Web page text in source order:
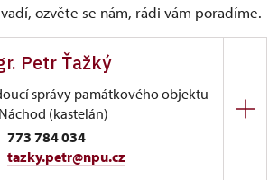
ozvěte se nám, rádi vám poradíme.
Petr Ťažký
správy památkového objektu
(kastelán)
773 784 034
tazky.petr@npu.cz